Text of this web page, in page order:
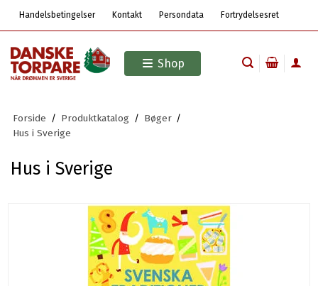
Handelsbetingelser Kontakt Persondata Fortrydelsesret
Shop
Forside / Produktkatalog / Bøger /
Hus i Sverige
Hus i Sverige